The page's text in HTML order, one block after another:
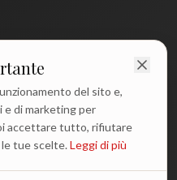
del sito e,
e di marketing per
accettare tutto, rifiutare
le tue scelte.Leggi di più